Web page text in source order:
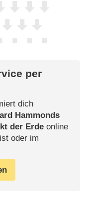
per
dich
Hammonds
der Erdeonline
oder im